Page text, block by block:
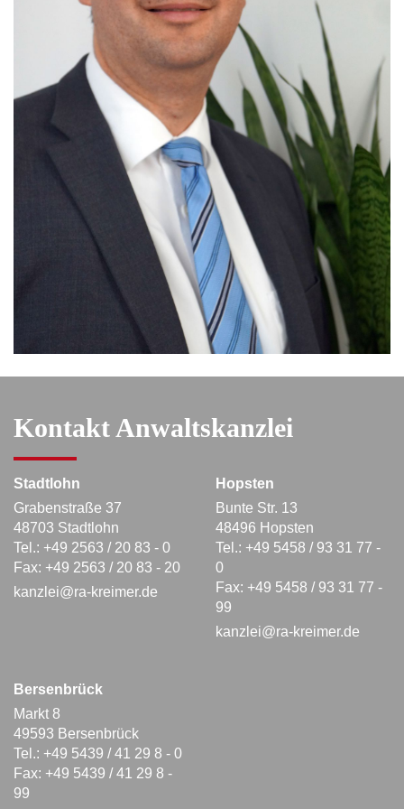
Kontakt Anwaltskanzlei
Stadtlohn
Grabenstraße 37
48703 Stadtlohn
Tel.: +49 2563 / 20 83 - 0
Fax: +49 2563 / 20 83 - 20
kanzlei@ra-kreimer.de
Hopsten
Bunte Str. 13
48496 Hopsten
Tel.: +49 5458 / 93 31 77 -
0
Fax: +49 5458 / 93 31 77 -
99
kanzlei@ra-kreimer.de
Bersenbrück
Markt 8
49593 Bersenbrück
Tel.: +49 5439 / 41 29 8 - 0
Fax: +49 5439 / 41 29 8 -
99